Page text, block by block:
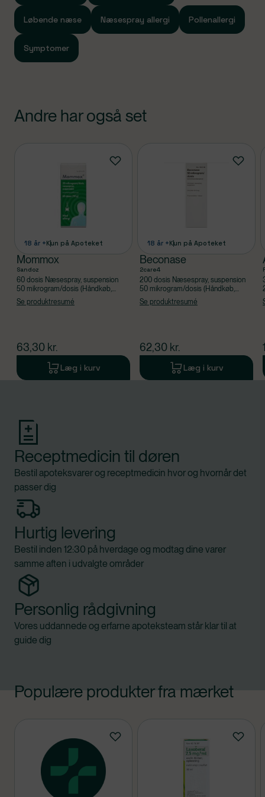
Løbende næse Næsespray allergi Pollenallergi
Symptomer
Andre har også set
18 år +Kun på Apoteket
Mommox
Sandoz
60 dosis Næsespray, suspension
50 mikrogram/dosis (Håndkøb,
apoteksforbeholdt),
Se produktresumé
$nuværende pris
63,30 kr.
Læg i kurv
18 år +Kun på Apoteket
Beconase
2care4
200 dosis Næsespray, suspension
50 mikrogram/dosis (Håndkøb,
apoteksforbeholdt),
Se produktresumé
$nuværende pris
62,30 kr.
Læg i kurv
Receptmedicin til døren
Bestil apoteksvarer og receptmedicin hvor og hvornår det
passer dig
Hurtig levering
Bestil inden 12:30 på hverdage og modtag dine varer
samme aften i udvalgte områder
Personlig rådgivning
Vores uddannede og erfarne apoteksteam står klar til at
guide dig
Populære produkter fra mærket